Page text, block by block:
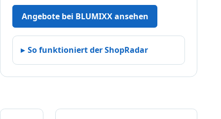
n
d
P
o
s
Angebote bei BLUMIXX ansehen
So funktioniert der ShopRadar